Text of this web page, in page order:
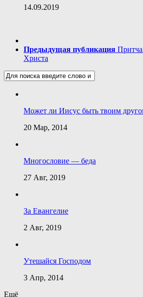
14.09.2019
Предыдущая публикация
Христа
Может ли Иисус быть твоим
20 Мар, 2014
Многословие — беда
27 Авг, 2019
За Евангелие
2 Авг, 2019
Утешайся Господом
3 Апр, 2014
Ещё